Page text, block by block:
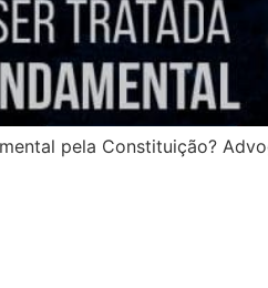
pela Constituição?